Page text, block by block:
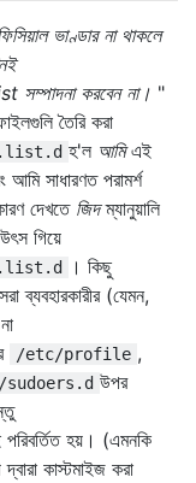
ভাণ্ডার না থাকলে
করবেন না। "
তৈরি করা
হ'ল আমিএই
আমি সাধারণত পরামর্শ
দেখতে জিদম্যানুয়ালি
গিয়ে
। কিছু
(যেমন,
/etc/profile ,
উপর
পরিবর্তিত হয়। (এমনকি
কাস্টমাইজ করা